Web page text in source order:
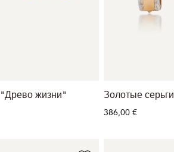
жизни" Золотые серьги
386,00 €